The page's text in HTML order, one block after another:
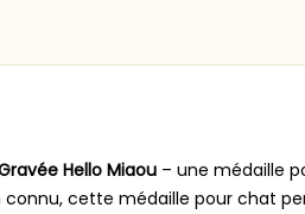
Hello Miaou – une médaille
connu, cette médaille pour chat